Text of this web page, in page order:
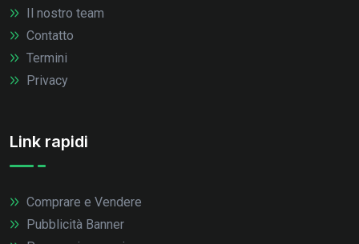
Il nostro team
Contatto
Termini
Privacy
Link rapidi
Comprare e Vendere
Pubblicità Banner